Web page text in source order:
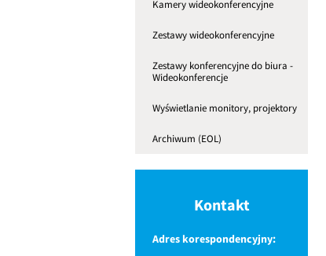
Kamery wideokonferencyjne
Zestawy wideokonferencyjne
Zestawy konferencyjne do biura -
Wideokonferencje
Wyświetlanie monitory, projektory
Archiwum (EOL)
Kontakt
Adres korespondencyjny: